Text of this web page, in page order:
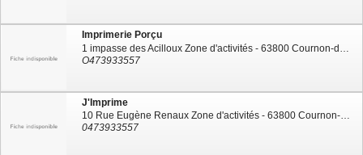
Imprimerie Porçu
O473933557
J'Imprime
10 Rue Eugène Renaux Zone d'activités - 63800 Cournon-d'Auvergne
0473933557